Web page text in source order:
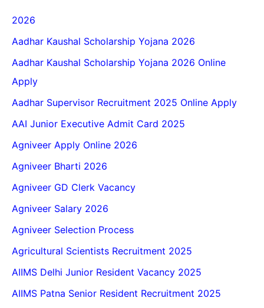
2026
Aadhar Kaushal Scholarship Yojana 2026
Aadhar Kaushal Scholarship Yojana 2026 Online
Apply
Aadhar Supervisor Recruitment 2025 Online Apply
AAI Junior Executive Admit Card 2025
Agniveer Apply Online 2026
Agniveer Bharti 2026
Agniveer GD Clerk Vacancy
Agniveer Salary 2026
Agniveer Selection Process
Agricultural Scientists Recruitment 2025
AIIMS Delhi Junior Resident Vacancy 2025
AIIMS Patna Senior Resident Recruitment 2025